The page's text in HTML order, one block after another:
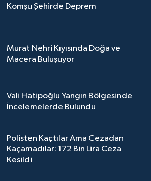
Komşu Şehirde Deprem
Murat Nehri Kıyısında Doğa ve
Macera Buluşuyor
Vali Hatipoğlu Yangın Bölgesinde
İncelemelerde Bulundu
Polisten Kaçtılar Ama Cezadan
Kaçamadılar: 172 Bin Lira Ceza
Kesildi